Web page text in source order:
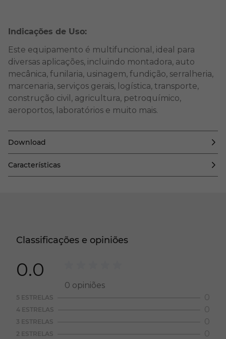
Indicações de Uso:
Este equipamento é multifuncional, ideal para
diversas aplicações, incluindo montadora, auto
mecânica, funilaria, usinagem, fundição, serralheria,
marcenaria, serviços gerais, logística, transporte,
construção civil, agricultura, petroquímico,
aeroportos, laboratórios e muito mais.
Download
Características
Classificações e opiniões
0.0
0 opiniões
5 ESTRELAS 0
4 ESTRELAS 0
3 ESTRELAS 0
2 ESTRELAS 0